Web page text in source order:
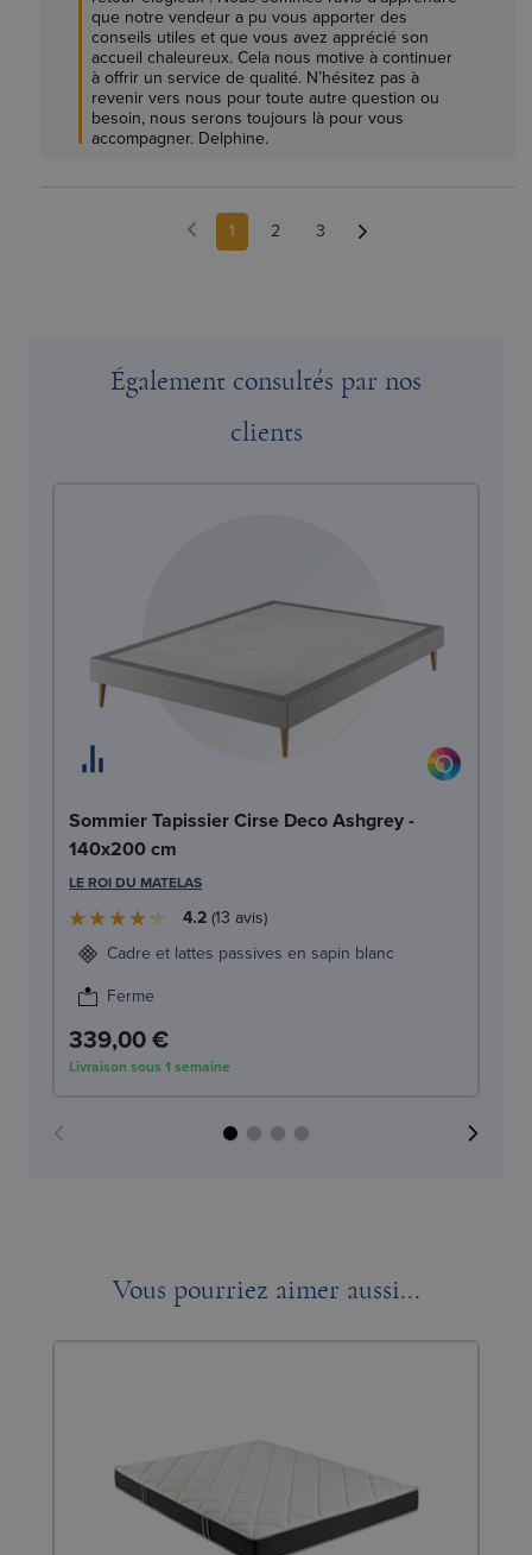
que notre vendeur a pu vous apporter des
conseils utiles et que vous avez apprécié son
accueil chaleureux. Cela nous motive à continuer
à offrir un service de qualité. N’hésitez pas à
revenir vers nous pour toute autre question ou
besoin, nous serons toujours là pour vous
accompagner. Delphine.
1 2 3
Également consultés par nos
clients
Sommier Tapissier Cirse Deco Ashgrey -
140x200 cm
LE ROI DU MATELAS
4.2 13 avis
Cadre et lattes passives en sapin blanc
Ferme
339,00 €
Livraison sous 1 semaine
Vous pourriez aimer aussi...